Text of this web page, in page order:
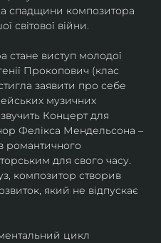
спадщини композитора
світової війни.
стане виступ молодої
Прокопович (клас
заявити про себе
музичних
Концерт для
Фелікса Мендельсона –
романтичного
для свого часу.
композитор створив
який не відпускає
цикл